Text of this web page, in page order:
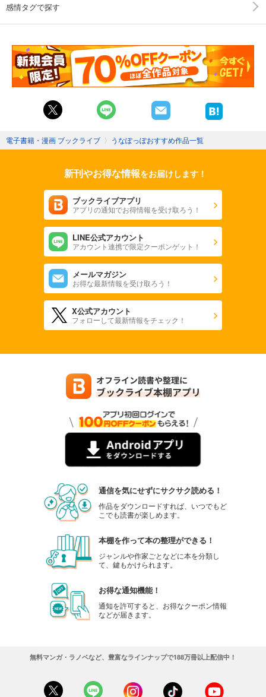
感情タグで探す
電子書籍・漫画 ブックライブ 〉 うなぽっぽおすすめ作品一覧
新刊やお得な情報をお届けします！
ブックライブアプリ
アプリの通知でお得情報を受け取ろう！
LINE公式アカウント
アカウント連携で限定クーポンゲット！
メールマガジン
お得な最新情報を受け取ろう！
X公式アカウント
フォローして最新情報をチェック！
通信を気にせずにサクサク読める！
作品をダウンロードすれば、いつでもど
こでも読書が楽しめます。
本棚を作って本の整理ができる！
ジャンルや作家ごとなどに本を分類し
て、鍵もかけられます。
お得な通知機能！
通知を許可すると、お得なクーポン情報
などが届きます。
無料マンガ・ラノベなど、豊富なラインナップで188万冊以上配信中！